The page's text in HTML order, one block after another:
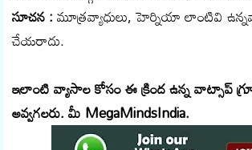
సూచన :మూత్రవ్యాధులు, హెర్నియా లాంటివి
చేయరాదు.
ఇలాంటి వ్యాసాల కోసం ఈ క్రింద ఉన్న వాట్సాప్
అవ్వగలరు. మీ MegaMindsIndia.